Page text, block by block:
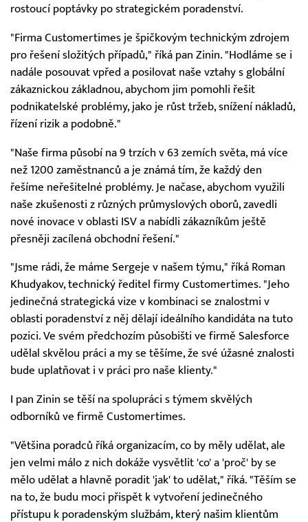
rostoucí poptávky po strategickém poradenství.
"Firma Customertimes je špičkovým technickým zdrojem
pro řešení složitých případů," říká pan Zinin. "Hodláme se i
nadále posouvat vpřed a posilovat naše vztahy s globální
zákaznickou základnou, abychom jim pomohli řešit
podnikatelské problémy, jako je růst tržeb, snížení nákladů,
řízení rizik a podobně."
"Naše firma působí na 9 trzích v 63 zemích světa, má více
než 1200 zaměstnanců a je známá tím, že každý den
řešíme neřešitelné problémy. Je načase, abychom využili
naše zkušenosti z různých průmyslových oborů, zavedli
nové inovace v oblasti ISV a nabídli zákazníkům ještě
přesněji zacílená obchodní řešení."
"Jsme rádi, že máme Sergeje v našem týmu," říká Roman
Khudyakov, technický ředitel firmy Customertimes. "Jeho
jedinečná strategická vize v kombinaci se znalostmi v
oblasti poradenství z něj dělají ideálního kandidáta na tuto
pozici. Ve svém předchozím působišti ve firmě Salesforce
udělal skvělou práci a my se těšíme, že své úžasné znalosti
bude uplatňovat i v práci pro naše klienty."
I pan Zinin se těší na spolupráci s týmem skvělých
odborníků ve firmě Customertimes.
"Většina poradců říká organizacím, co by měly udělat, ale
jen velmi málo z nich dokáže vysvětlit 'co' a 'proč' by se
mělo udělat a hlavně poradit 'jak' to udělat," říká. "Těším se
na to, že budu moci přispět k vytvoření jedinečného
přístupu k poradenským službám, který našim klientům